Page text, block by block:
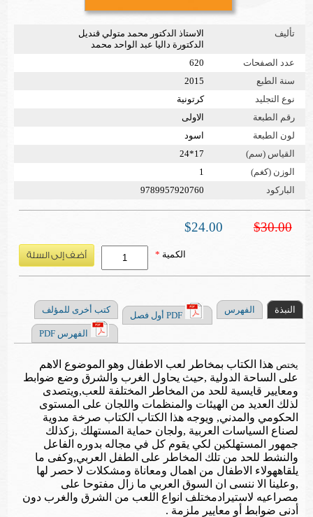
تأليف
الاستاذ الدكتور محمد متولي قنديل
الدكتورة داليا عبد الواحد محمد
عدد الصفحات
620
سنة الطبع
2015
نوع التجليد
كرتونية
رقم الطبعة
الاولى
لون الطبعة
اسود
القياس (سم)
17*24
الوزن (كغم)
1
الباركود
9789957920760
$30.00
$24.00
الكمية *
النبذة الفهرس
PDF أول فصل
كتب أخرى للمؤلف
الفهرس PDF
يختص هذا الكتاب بمخاطر لعب الاطفال وهو الموضوع الاهم
على الساحة الدولية ,حيث يحاول الغرب والشرق وضع ضوابط
ومعايير قايسية للحد من المخاطر المختلفة للعب,ويتصدى
لذلك العديد من الهيئات والمنظمات واللجان على المستوى
الحكومي والمدني, ويوجه هذا الكتاب الكتاب صرخة مدوية
لصناع السياسات العربية ,ولجان حماية المستهلك ,زكذلك
جمهور المستهلكين لكي يقوم كل في مجاله بدوره الفاعل
والنشط للحد من تلك المخاطر على الطفل العربي,وكفى ما
يلقاههولاء الاطفال من اهمال ومعاناة ومشكلات لا حصر لها
,وعلينا الا ننسى ان السوق العربي ما زال مفتوحا على
مصراعيه لاستيرادمختلف انواع اللعب من الشرق والغرب دون
أدنى ضوابط أو معايير ملزمة .